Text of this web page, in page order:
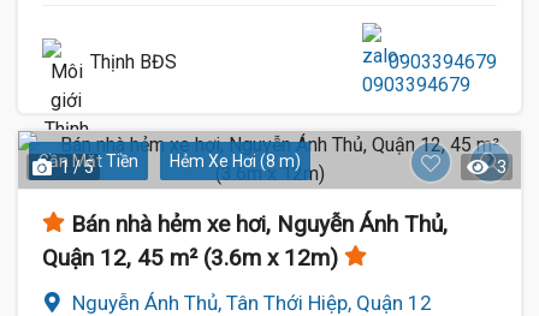
Thịnh BĐS 0903394679
Gần Mặt Tiền Hẻm Xe Hơi (8 m)
1 / 5 3
Bán nhà hẻm xe hơi, Nguyễn Ánh Thủ,
Quận 12, 45 m² (3.6m x 12m)
Nguyễn Ánh Thủ, Tân Thới Hiệp, Quận 12